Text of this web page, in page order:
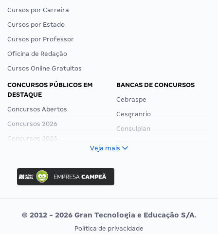
Cursos por Carreira
Cursos por Estado
Cursos por Professor
Oficina de Redação
Cursos Online Gratuitos
CONCURSOS PÚBLICOS EM
DESTAQUE
Concursos Abertos
Concursos 2026
Concursos 2025
Concurso Ibama
Concurso MPU
Editais publicados
BANCAS DE CONCURSOS
Cebraspe
Cesgranrio
Consulplan
Vunesp
Veja mais
© 2012 - 2026 Gran Tecnologia e Educação S/A.
Política de privacidade